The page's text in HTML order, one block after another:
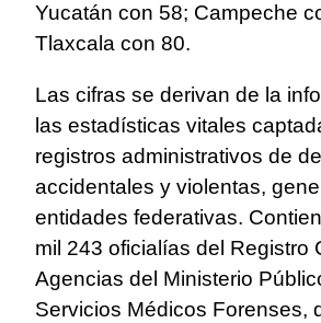
Yucatán con 58; Campeche
Tlaxcala con 80.
Las cifras se derivan de la
las estadísticas vitales
registros administrativos de
accidentales y violentas,
entidades federativas.
mil 243 oficialías del Registro
Agencias del Ministerio
Servicios Médicos Forenses,